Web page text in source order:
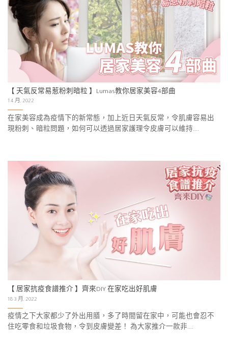
【 天氣反常易惹粉刺暗粒 】Lumas教你居家美容4部曲
1 4 月, 2022
在家美容成為疫情下的新常態，加上近日天氣反常，令肌膚容易出
現粉刺、暗粒問題，如何可以透過居家護理令皮膚可以維持....
【 居家抗疫食譜推介 】齊來DIY 在家吃出好肌膚
18 3 月, 2022
疫情之下大家都少了外出用膳，多了時間留在家中，可能也會忍不
住吃零食和垃圾食物，令到皮膚變差！ 為大家推介一款非....